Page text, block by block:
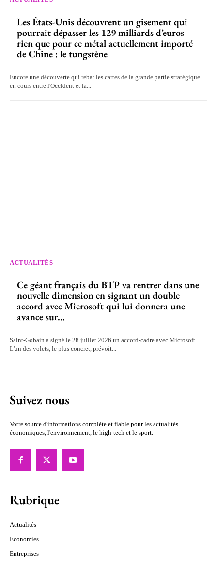
Les États-Unis découvrent un gisement qui
pourrait dépasser les 129 milliards d’euros
rien que pour ce métal actuellement importé
de Chine : le tungstène
Encore une découverte qui rebat les cartes de la grande partie stratégique
en cours entre l'Occident et la...
ACTUALITÉS
Ce géant français du BTP va rentrer dans une
nouvelle dimension en signant un double
accord avec Microsoft qui lui donnera une
avance sur...
Saint-Gobain a signé le 28 juillet 2026 un accord-cadre avec Microsoft.
L'un des volets, le plus concret, prévoit...
Suivez nous
Votre source d'informations complète et fiable pour les actualités
économiques, l'environnement, le high-tech et le sport.
Rubrique
Actualités
Economies
Entreprises